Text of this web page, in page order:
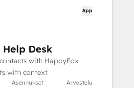
App
Desk
with HappyFox
with context
Asennukset Arvostelu